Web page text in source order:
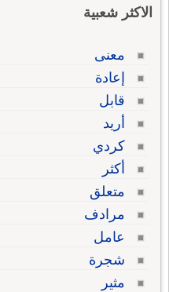
الاكثر شعبية
معنى
إعادة
قابل
أريد
كردي
أكثر
متعلق
مرادف
عامل
شجرة
مثير